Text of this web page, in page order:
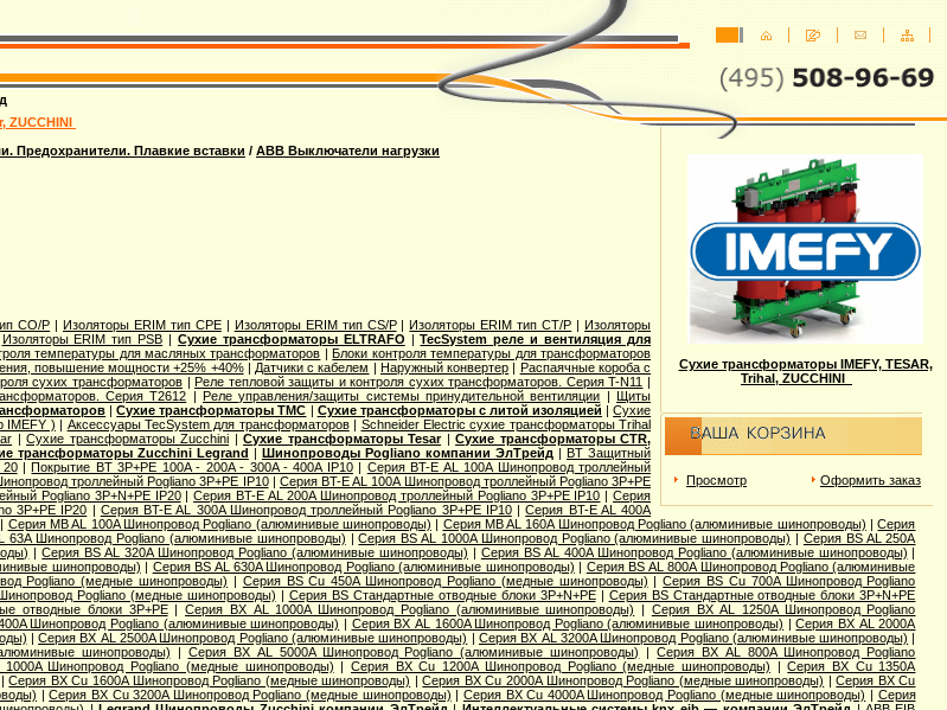
ZUCCHINI
Сухие трансформаторы IMEFY, TESAR,
Trihal, ZUCCHINI
Просмотр Оформить заказ
Предохранители. Плавкие вставки / ABB Выключатели нагрузки
CO/P |Изоляторы ERIM тип CPE| Изоляторы ERIM тип CS/P|Изоляторы ERIM тип CT/P |Изоляторы
Изоляторы ERIM тип PSB | Сухие трансформаторы ELTRAFO |TecSystem реле и вентиляция для
температуры для масляных трансформаторов |Блоки контроля температуры для трансформаторов
повышение мощности +25% +40%| Датчики с кабелем | Наружный конвертер | Распаячные короба с
сухих трансформаторов|Реле тепловой защиты и контроля сухих трансформаторов. Серия T-N11 |
Серия T2612 | Реле управления/защиты системы принудительной вентиляции |Щиты
|Сухие трансформаторы TMC | Сухие трансформаторы с литой изоляцией |Сухие
IMEFY ) | Аксессуары TecSystem для трансформаторов| Schneider Electric cухие трансформаторы Trihal
|Сухие трансформаторы Zucchini |Сухие трансформаторы Tesar|Сухие трансформаторы CTR,
трансформаторы Zucchini Legrand | Шинопроводы Pogliano компании ЭлТрейд | BT Защитный
20|Покрытие BT 3P+PE 100A - 200A - 300A - 400A IP10| Серия BT-E AL 100A Шинопровод троллейный
троллейный Pogliano 3P+PE IP10| Серия BT-E AL 100A Шинопровод троллейный Pogliano 3P+PE
Pogliano 3P+N+PE IP20|Серия BT-E AL 200A Шинопровод троллейный Pogliano 3P+PE IP10 |Серия
3P+PE IP20 | Серия BT-E AL 300A Шинопровод троллейный Pogliano 3P+PE IP10|Серия BT-E AL 400A
Серия MB AL 100A Шинопровод Pogliano (алюминивые шинопроводы) | Серия MB AL 160A Шинопровод Pogliano (алюминивые шинопроводы) |Серия
63A Шинопровод Pogliano (алюминивые шинопроводы) |Серия ВS AL 1000A Шинопровод Pogliano (алюминивые шинопроводы) | Серия ВS AL 250A
|Серия ВS AL 320A Шинопровод Pogliano (алюминивые шинопроводы) | Серия ВS AL 400A Шинопровод Pogliano (алюминивые шинопроводы) |
шинопроводы) | Серия ВS AL 630A Шинопровод Pogliano (алюминивые шинопроводы) | Серия ВS AL 800A Шинопровод Pogliano (алюминивые
Pogliano (медные шинопроводы) | Серия ВS Cu 450A Шинопровод Pogliano (медные шинопроводы) |Серия ВS Cu 700A Шинопровод Pogliano
Pogliano (медные шинопроводы) | Серия ВS Стандартные отводные блоки 3P+N+PE| Серия ВS Стандартные отводные блоки 3P+N+PE
отводные блоки 3P+PE|Серия ВХ AL 1000A Шинопровод Pogliano (алюминивые шинопроводы) | Серия ВХ AL 1250A Шинопровод Pogliano
Шинопровод Pogliano (алюминивые шинопроводы) | Серия ВХ AL 1600A Шинопровод Pogliano (алюминивые шинопроводы) |Серия ВХ AL 2000A
|Серия ВХ AL 2500A Шинопровод Pogliano (алюминивые шинопроводы) | Серия ВХ AL 3200A Шинопровод Pogliano (алюминивые шинопроводы) |
шинопроводы) | Серия ВХ AL 5000A Шинопровод Pogliano (алюминивые шинопроводы) |Серия ВХ AL 800A Шинопровод Pogliano
Шинопровод Pogliano (медные шинопроводы) |Серия ВХ Cu 1200A Шинопровод Pogliano (медные шинопроводы) |Серия ВХ Cu 1350A
|Серия ВХ Cu 1600A Шинопровод Pogliano (медные шинопроводы) |Серия ВХ Cu 2000A Шинопровод Pogliano (медные шинопроводы) |Серия ВХ Cu
|Серия ВХ Cu 3200A Шинопровод Pogliano (медные шинопроводы) | Серия ВХ Cu 4000A Шинопровод Pogliano (медные шинопроводы) | Серия